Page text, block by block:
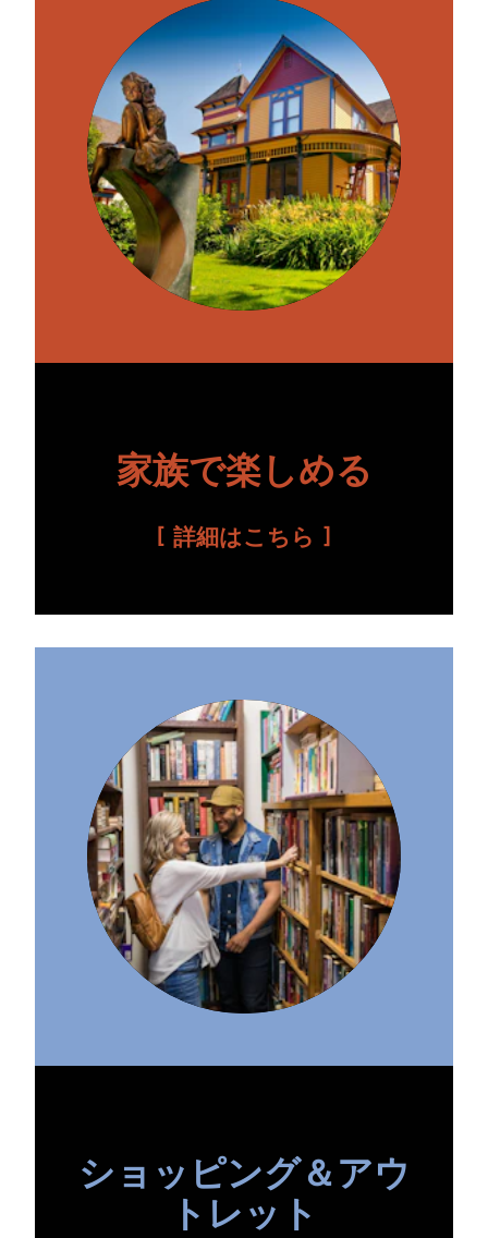
家族で楽しめる
詳細はこちら
ショッピング＆アウ
トレット